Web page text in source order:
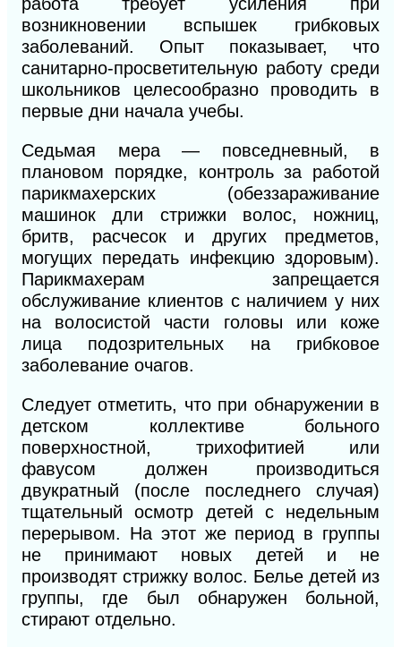
возникновении вспышек грибковых
заболеваний. Опыт показывает, что
санитарно-просветительную работу среди
школьников целесообразно проводить в
первые дни начала учебы.
Седьмая мера — повседневный, в
плановом порядке, контроль за работой
парикмахерских (обеззараживание
машинок дли стрижки волос, ножниц,
бритв, расчесок и других предметов,
могущих передать инфекцию здоровым).
Парикмахерам запрещается
обслуживание клиентов с наличием у них
на волосистой части головы или коже
лица подозрительных на грибковое
заболевание очагов.
Следует отметить, что при обнаружении в
детском коллективе больного
поверхностной, трихофитией или
фавусом должен производиться
двукратный (после последнего случая)
тщательный осмотр детей с недельным
перерывом. На этот же период в группы
не принимают новых детей и не
производят стрижку волос. Белье детей из
группы, где был обнаружен больной,
стирают отдельно.